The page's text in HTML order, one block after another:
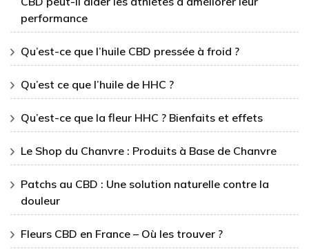
performance
Qu’est-ce que l’huile CBD pressée à froid ?
Qu’est ce que l’huile de HHC ?
Qu’est-ce que la fleur HHC ? Bienfaits et effets
Le Shop du Chanvre : Produits à Base de Chanvre
Patchs au CBD : Une solution naturelle contre la
douleur
Fleurs CBD en France – Où les trouver ?